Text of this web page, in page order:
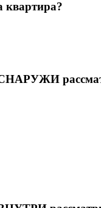
квартира?
СНАРУЖИ